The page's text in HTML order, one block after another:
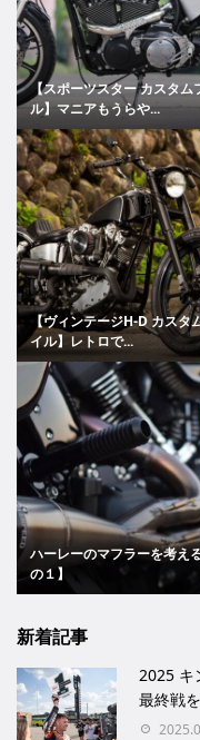
【スポーツスター カスタム
ル】マニアもうらや...
【ヴィンテージH-D カスタ
イル】レトロで...
ハーレーのマフラーを考え
の１】
新着記事
2025 キ
最終戦